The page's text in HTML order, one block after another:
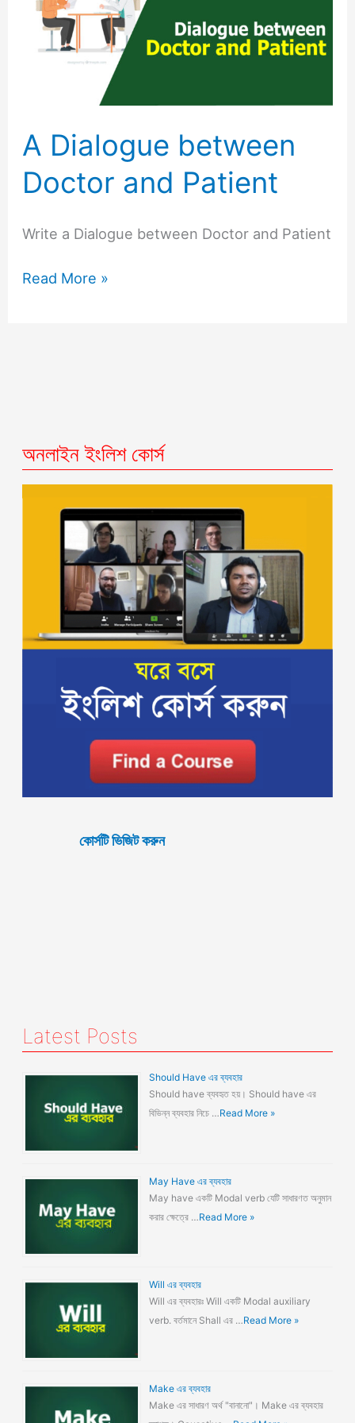
A Dialogue between
Doctor and Patient
Write a Dialogue between Doctor and Patient
Doctor
Patient
Read More »
অনলাইন ইংলিশ কোর্স
কোর্সটি ভিজিট করুন
Latest Posts
Should Have এর ব্যবহার
Should have ব্যবহৃত হয়। Should have এর
বিভিন্ন ব্যবহার নিচে …Read More »
May Have এর ব্যবহার
May have একটি Modal verb যেটি সাধারণত অনুমান
করার ক্ষেত্রে …Read More »
Will এর ব্যবহার
Will এর ব্যবহারঃ Will একটি Modal auxiliary
verb. বর্তমানে Shall এর …Read More »
Make এর ব্যবহার
Make এর সাধারণ অর্থ "বানানো"। Make এর ব্যবহার